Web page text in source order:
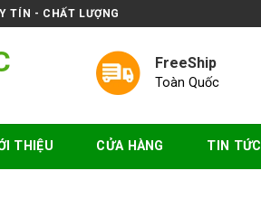
TÍN - CHẤT LƯỢNG
FreeShip
Toàn Quốc
THIỆU CỬA HÀNG TIN TỨC